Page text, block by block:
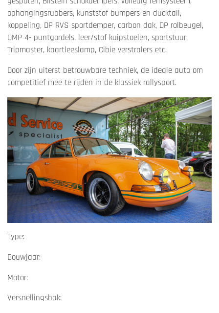
ophangingsrubbers, kunststof bumpers en ducktail,
koppeling, DP RVS sportdemper, carbon dak, DP rolbeugel,
OMP 4- puntgordels, leer/stof kuipstoelen, sportstuur,
Tripmaster, kaartleeslamp, Cibie verstralers etc.
Door zijn uiterst betrouwbare techniek, de ideale auto om
competitief mee te rijden in de klassiek rallysport.
Type:
Bouwjaar:
Motor:
Versnellingsbak: